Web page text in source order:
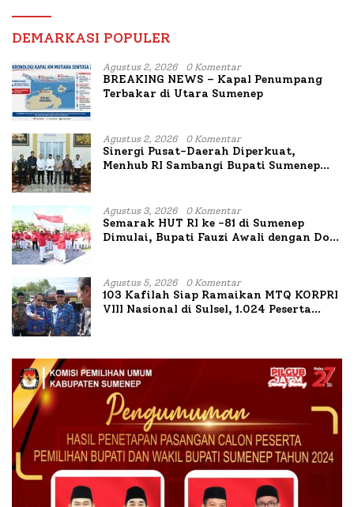
DEMARKASI POPULER
Agustus 2, 2026 0 Komentar
BREAKING NEWS – Kapal Penumpang
Terbakar di Utara Sumenep
Agustus 2, 2026 0 Komentar
Sinergi Pusat-Daerah Diperkuat,
Menhub RI Sambangi Bupati Sumenep
Agustus 3, 2026 0 Komentar
Semarak HUT RI ke -81 di Sumenep
Dimulai, Bupati Fauzi Awali dengan Doa
Agustus 5, 2026 0 Komentar
103 Kafilah Siap Ramaikan MTQ KORPRI
VIII Nasional di Sulsel, 1.024 Peserta